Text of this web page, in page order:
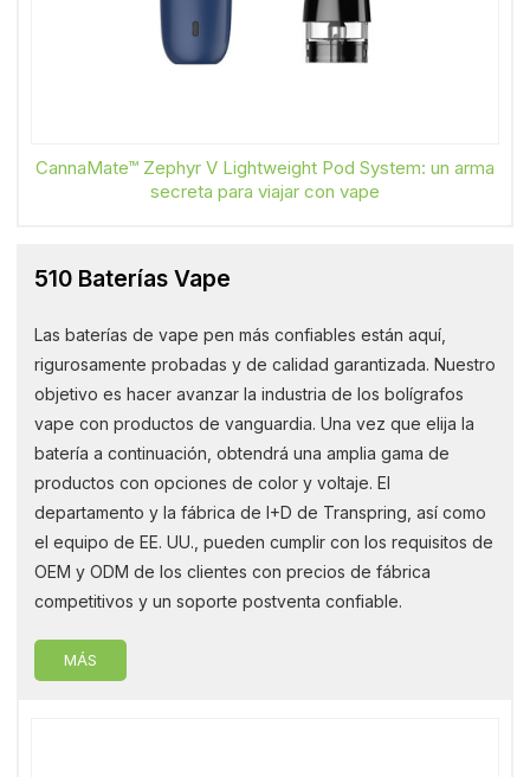
CannaMate™ Zephyr V Lightweight Pod System: un arma
secreta para viajar con vape
510 Baterías Vape
Las baterías de vape pen más confiables están aquí,
rigurosamente probadas y de calidad garantizada. Nuestro
objetivo es hacer avanzar la industria de los bolígrafos
vape con productos de vanguardia. Una vez que elija la
batería a continuación, obtendrá una amplia gama de
productos con opciones de color y voltaje. El
departamento y la fábrica de I+D de Transpring, así como
el equipo de EE. UU., pueden cumplir con los requisitos de
OEM y ODM de los clientes con precios de fábrica
competitivos y un soporte postventa confiable.
MÁS